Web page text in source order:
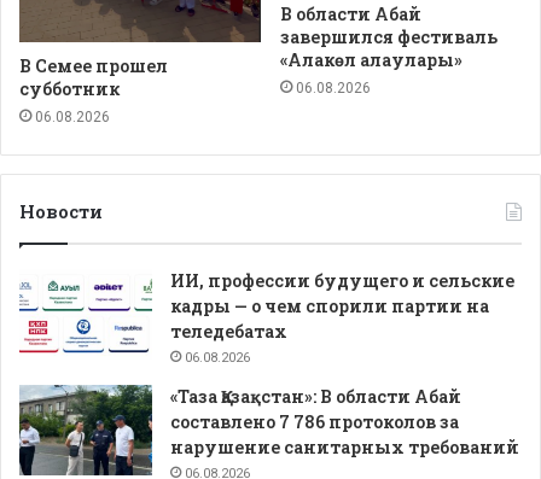
В Семее прошел
субботник
06.08.2026
В области Абай
завершился фестиваль
«Алакөл алаулары»
06.08.2026
Новости
ИИ, профессии будущего и сельские
кадры — о чем спорили партии на
теледебатах
06.08.2026
«Таза Қазақстан»: В области Абай
составлено 7 786 протоколов за
нарушение санитарных требований
06.08.2026